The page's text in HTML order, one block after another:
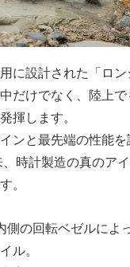
に設計された「ロ
だけでなく、陸上
揮します。
ンと最先端の性能
時計製造の真のア
。
側の回転ベゼルによ
ル。